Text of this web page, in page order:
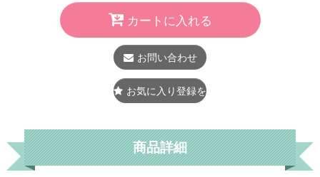
カートに入れる
お問い合わせ
お気に入り登録をする
商品詳細